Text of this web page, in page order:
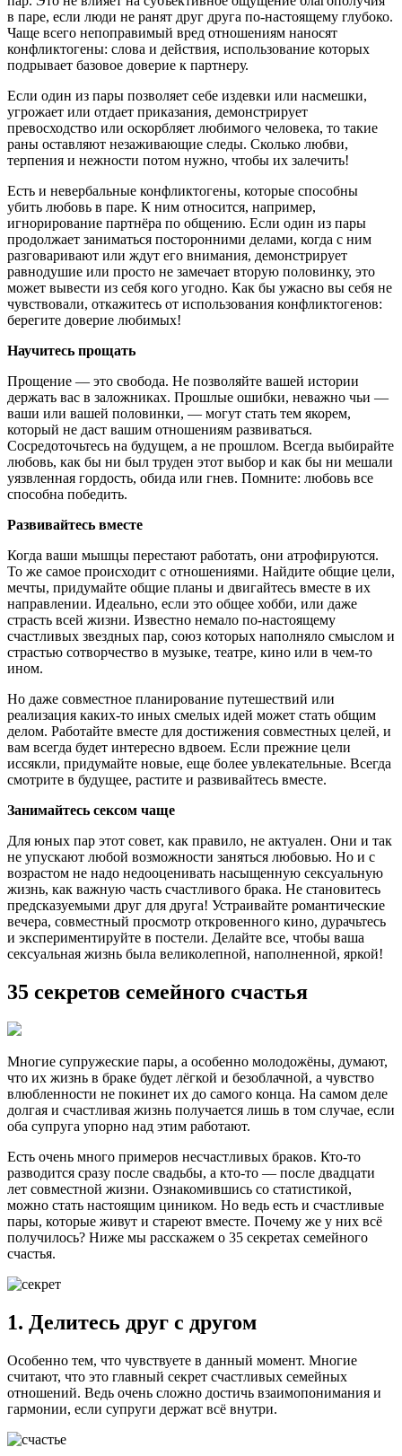
в паре, если люди не ранят друг друга по-настоящему глубоко.
Чаще всего непоправимый вред отношениям наносят
конфликтогены: слова и действия, использование которых
подрывает базовое доверие к партнеру.
Если один из пары позволяет себе издевки или насмешки,
угрожает или отдает приказания, демонстрирует
превосходство или оскорбляет любимого человека, то такие
раны оставляют незаживающие следы. Сколько любви,
терпения и нежности потом нужно, чтобы их залечить!
Есть и невербальные конфликтогены, которые способны
убить любовь в паре. К ним относится, например,
игнорирование партнёра по общению. Если один из пары
продолжает заниматься посторонними делами, когда с ним
разговаривают или ждут его внимания, демонстрирует
равнодушие или просто не замечает вторую половинку, это
может вывести из себя кого угодно. Как бы ужасно вы себя не
чувствовали, откажитесь от использования конфликтогенов:
берегите доверие любимых!
Научитесь прощать
Прощение — это свобода. Не позволяйте вашей истории
держать вас в заложниках. Прошлые ошибки, неважно чьи —
ваши или вашей половинки, — могут стать тем якорем,
который не даст вашим отношениям развиваться.
Сосредоточьтесь на будущем, а не прошлом. Всегда выбирайте
любовь, как бы ни был труден этот выбор и как бы ни мешали
уязвленная гордость, обида или гнев. Помните: любовь все
способна победить.
Развивайтесь вместе
Когда ваши мышцы перестают работать, они атрофируются.
То же самое происходит с отношениями. Найдите общие цели,
мечты, придумайте общие планы и двигайтесь вместе в их
направлении. Идеально, если это общее хобби, или даже
страсть всей жизни. Известно немало по-настоящему
счастливых звездных пар, союз которых наполняло смыслом и
страстью сотворчество в музыке, театре, кино или в чем-то
ином.
Но даже совместное планирование путешествий или
реализация каких-то иных смелых идей может стать общим
делом. Работайте вместе для достижения совместных целей, и
вам всегда будет интересно вдвоем. Если прежние цели
иссякли, придумайте новые, еще более увлекательные. Всегда
смотрите в будущее, растите и развивайтесь вместе.
Занимайтесь сексом чаще
Для юных пар этот совет, как правило, не актуален. Они и так
не упускают любой возможности заняться любовью. Но и с
возрастом не надо недооценивать насыщенную сексуальную
жизнь, как важную часть счастливого брака. Не становитесь
предсказуемыми друг для друга! Устраивайте романтические
вечера, совместный просмотр откровенного кино, дурачьтесь
и экспериментируйте в постели. Делайте все, чтобы ваша
сексуальная жизнь была великолепной, наполненной, яркой!
35 секретов семейного счастья
Многие супружеские пары, а особенно молодожёны, думают,
что их жизнь в браке будет лёгкой и безоблачной, а чувство
влюбленности не покинет их до самого конца. На самом деле
долгая и счастливая жизнь получается лишь в том случае, если
оба супруга упорно над этим работают.
Есть очень много примеров несчастливых браков. Кто-то
разводится сразу после свадьбы, а кто-то — после двадцати
лет совместной жизни. Ознакомившись со статистикой,
можно стать настоящим циником. Но ведь есть и счастливые
пары, которые живут и стареют вместе. Почему же у них всё
получилось? Ниже мы расскажем о 35 секретах семейного
счастья.
1. Делитесь друг с другом
Особенно тем, что чувствуете в данный момент. Многие
считают, что это главный секрет счастливых семейных
отношений. Ведь очень сложно достичь взаимопонимания и
гармонии, если супруги держат всё внутри.